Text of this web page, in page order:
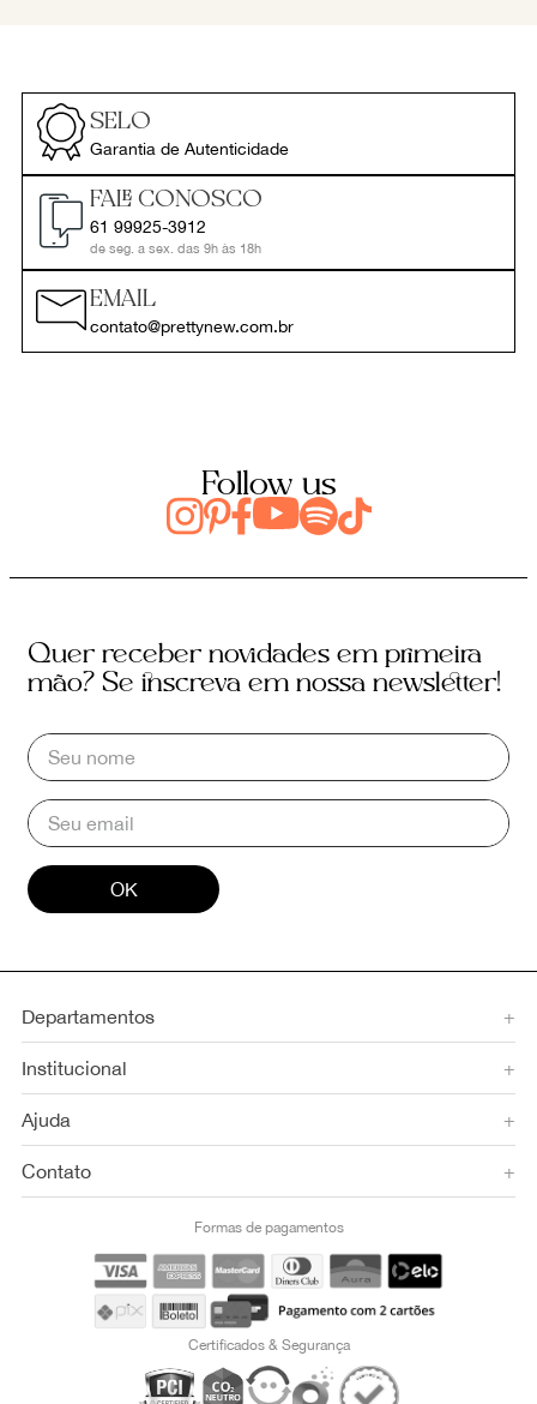
SELO
Garantia de Autenticidade
FALE CONOSCO
61 99925-3912
de seg. a sex. das 9h às 18h
EMAIL
contato@prettynew.com.br
Follow us
Quer receber novidades em primeira
mão? Se inscreva em nossa newsletter!
OK
Departamentos +
Institucional +
Ajuda +
Contato +
Formas de pagamentos
Certificados & Segurança